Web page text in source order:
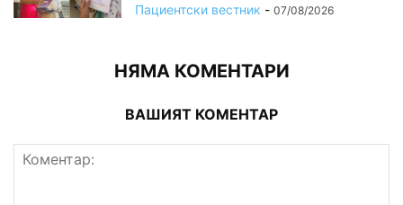
Пациентски вестник - 07/08/2026
НЯМА КОМЕНТАРИ
ВАШИЯТ КОМЕНТАР